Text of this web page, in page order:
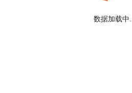
数据加载中...